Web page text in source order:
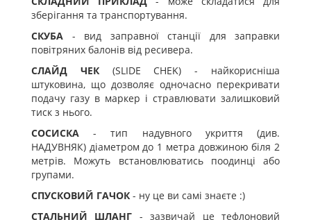
зберігання та транспортування.
СКУБА - вид заправної станції для заправки
повітряних балонів від ресивера.
СЛАЙД ЧЕК(SLIDE CHEK) - найкорисніша
штуковина, що дозволяє одночасно перекривати
подачу газу в маркер і стравлювати залишковий
тиск з нього.
СОСИСКА - тип надувного укриття (див.
НАДУВНЯК) діаметром до 1 метра довжиною біля 2
метрів. Можуть встановлюватись поодинці або
групами.
СПУСКОВИЙ ГАЧОК - ну це ви самі знаєте :)
СТАЛЬНИЙ ШЛАНГ - зазвичай це тефлоновий